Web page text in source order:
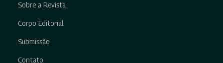
Sobre a Revista
Corpo Editorial
Submissão
Contato